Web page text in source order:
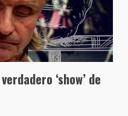
‘show’ de